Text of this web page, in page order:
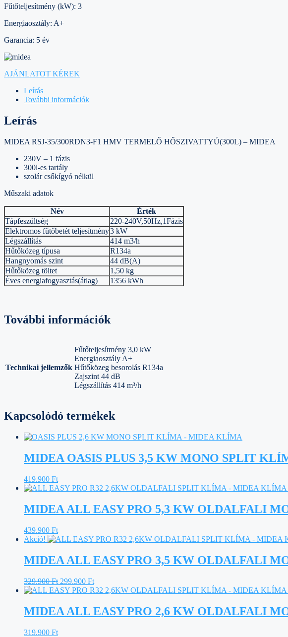
Fűtőteljesítmény (kW): 3
Energiaosztály: A+
Garancia: 5 év
AJÁNLATOT KÉREK
Leírás
További információk
Leírás
MIDEA RSJ-35/300RDN3-F1 HMV TERMELŐ HŐSZIVATTYÚ(300L) – MIDEA
230V – 1 fázis
300l-es tartály
szolár csőkígyó nélkül
Műszaki adatok
Név
Érték
Tápfeszültség
220-240V,50Hz,1Fázis
Elektromos fűtőbetét teljesítmény3 kW
Légszállítás
414 m3/h
Hűtőközeg típusa
R134a
Hangnyomás szint
44 dB(A)
Hűtőközeg töltet
1,50 kg
Éves energiafogyasztás(átlag)
1356 kWh
További információk
Technikai jellemzők
Fűtőteljesítmény 3,0 kW
Energiaosztály A+
Hűtőközeg besorolás R134a
Zajszint 44 dB
Légszállítás 414 m³/h
Kapcsolódó termékek
MIDEA OASIS PLUS 3,5 KW MONO SPLIT
419.900 Ft
MIDEA ALL EASY PRO 5,3 KW OLDALFALI
439.900 Ft
Akció!
MIDEA ALL EASY PRO 3,5 KW OLDALFALI
329.900Ft Original
price
329.900 Ft.
299.900 FtCurrent
price
299.900 Ft.
MIDEA ALL EASY PRO 2,6 KW OLDALFALI
319.900 Ft